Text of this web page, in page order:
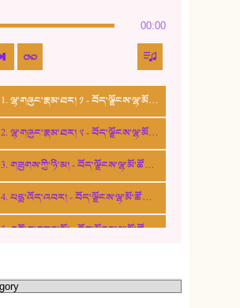
15. ཤམ་པ་ལ་ཡི་སྲས་མོ།
16. ལྷ་བུ་དར་བུ།
17. ང་བོད་པ་ཡིན། - ཕུར་བུ་རྣམ་རྒྱལ།
18. ང་ལ་བྱམས་པའི་ཨ་མ།
19. ཆ་རྐྱེན་མེད་པའི་སེམས།
20. བསྟན་རྒྱས་གླིང་།
23. ཕོ་རྒོད་པོ།
00:00
1. ལྷ་གཞུང་རྣམ་ཐར། ༡ - བོད་ལྗོངས་ལྷ་མོ་ཚོགས་པ།
2. ལྷ་གཞུང་རྣམ་ཐར། ༢ - བོད་ལྗོངས་ལྷ་མོ་ཚོགས་པ།
3. གཟུགས་ཀྱི་ཉི་མ། - བོད་ལྗོངས་ལྷ་མོ་ཚོགས་པ།
4. པདྨ་འོད་འབར། - བོད་ལྗོངས་ལྷ་མོ་ཚོགས་པ།
5. འགྲོ་བ་བཟང་མོ། - བོད་ལྗོངས་ལྷ་མོ་ཚོགས་པ།